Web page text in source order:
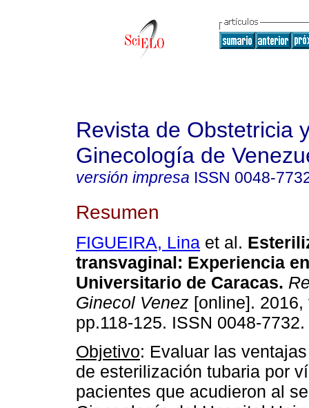
Revista de Obstetricia
Ginecología de
versión impresa ISSN 0048-
Resumen
FIGUEIRA, Lina et al.
transvaginal: Experiencia
Universitario de Caracas.
Ginecol Venez [online].
pp.118-125. ISSN 0048-7732.
Objetivo: Evaluar las
de esterilización tubaria por
pacientes que acudieron al